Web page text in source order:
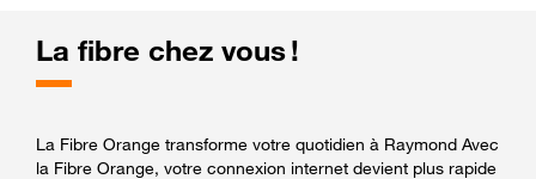
La fibre chez vous !
La Fibre Orange transforme votre quotidien à Raymond Avec
la Fibre Orange, votre connexion internet devient plus rapide